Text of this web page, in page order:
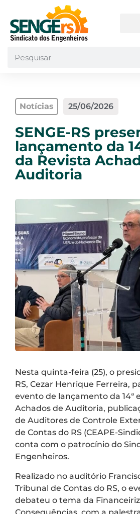
Notícias 25/06/2026
SENGE-RS
lançamento da
da Revista
Auditoria
Nesta quinta-feira (25), o
RS, Cezar Henrique Ferreira,
evento de lançamento da 14ª
Achados de Auditoria,
de Auditores de Controle
de Contas do RS (CEAPE-
conta com o patrocínio do
Engenheiros.
Realizado no auditório
Tribunal de Contas do RS, o
debateu o tema da
Consequências, com a